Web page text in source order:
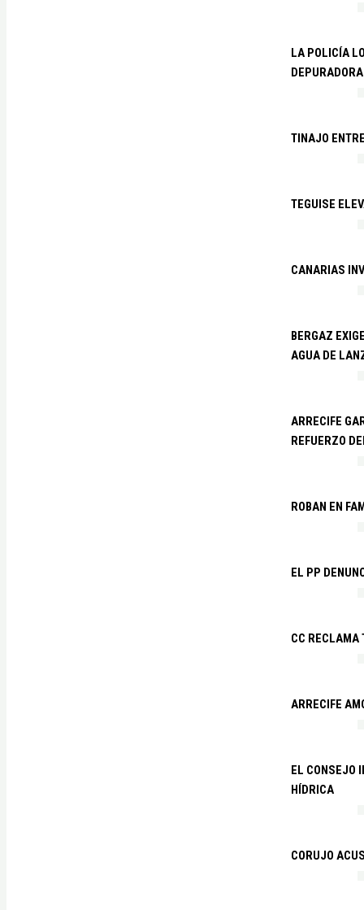
LA POLICÍA
TINAJO
TEGUISE
CANARIAS
BERGAZ
AGUA DE
ARRECIFE
REFUERZO
ROBAN EN
EL PP
CC RECLAMA
ARRECIFE
EL CONSEJO
HÍDRICA
CORUJO